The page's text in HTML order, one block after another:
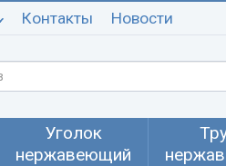
Контакты Новости
Уголок
нержавеющий